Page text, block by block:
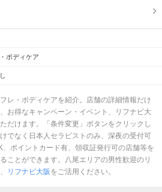
有資格者在籍
女性スタッフのみ
Ｗセラピスト
ボディケア
レ・ボディケアを紹介。店舗の詳細情報だけ
お得なキャンペーン・イベント、リフナビ大
だけます。「条件変更」ボタンをクリックし
でなく日本人セラピストのみ、深夜の受付可
ポイントカード有、領収証発行可の店舗等を
ことができます。八尾エリアの男性歓迎のリ
リフナビ大阪 をご活用ください。